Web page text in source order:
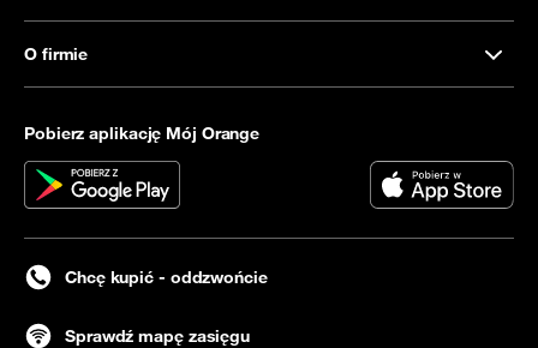
O firmie
Pobierz aplikację Mój Orange
Chcę kupić - oddzwońcie
Sprawdź mapę zasięgu